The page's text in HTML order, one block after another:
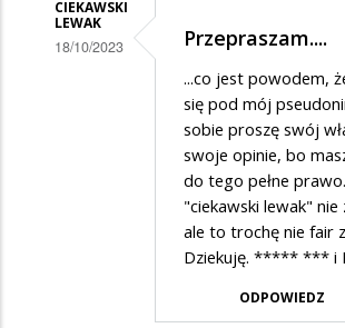
CIEKAWSKI
LEWAK
18/10/2023 Przepraszam....
...co jest powodem,
się pod mój
sobie proszę swój
swoje opinie, bo
do tego pełne
"ciekawski lewak" nie
ale to trochę nie fair
Dziekuję. ***** *** i
ODPOWIEDZ